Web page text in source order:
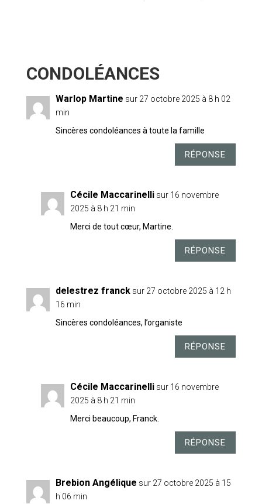
Warlop Martine sur 27 octobre 2025 à 8 h 02
min
Sincères condoléances à toute la famille
RÉPONSE
Cécile Maccarinelli sur 16 novembre
2025 à 8 h 21 min
Merci de tout cœur, Martine.
RÉPONSE
delestrez franck sur 27 octobre 2025 à 12 h
16 min
Sincères condoléances, l’organiste
RÉPONSE
Cécile Maccarinelli sur 16 novembre
2025 à 8 h 21 min
Merci beaucoup, Franck.
RÉPONSE
Brebion Angélique sur 27 octobre 2025 à 15
h 06 min